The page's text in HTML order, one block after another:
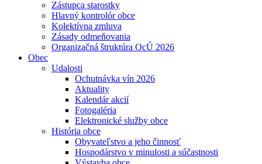
Zástupca starostky
Hlavný kontrolór obce
Kolektívna zmluva
Zásady odmeňovania
Organizačná štruktúra OcÚ 2026
Obec
Udalosti
Ochutnávka vín 2026
Aktuality
Kalendár akcií
Fotogaléria
Elektronické služby obce
História obce
Obyvateľstvo a jeho činnosť
Hospodárstvo v minulosti a súčastnosti